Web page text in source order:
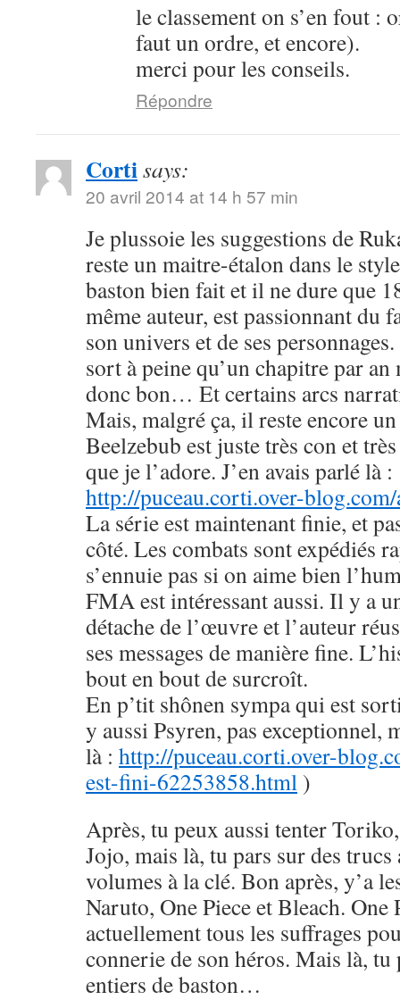
le classement on s’en fout :
faut un ordre, et encore).
merci pour les conseils.
Répondre
Cortisays:
20 avril 2014 at 14 h 57 min
Je plussoie les suggestions de
reste un maitre-étalon dans le
baston bien fait et il ne dure que
même auteur, est passionnant du
son univers et de ses
sort à peine qu’un chapitre par
donc bon… Et certains arcs
Mais, malgré ça, il reste encore
Beelzebub est juste très con et
que je l’adore. J’en avais parlé là :
http://puceau.corti.over-
La série est maintenant finie, et
côté. Les combats sont expédiés
s’ennuie pas si on aime bien
FMA est intéressant aussi. Il y a
détache de l’œuvre et l’auteur
ses messages de manière fine.
bout en bout de surcroît.
En p’tit shônen sympa qui est
y aussi Psyren, pas exceptionnel,
là : http://puceau.corti.over-
est-fini-62253858.html )
Après, tu peux aussi tenter
Jojo, mais là, tu pars sur des trucs
volumes à la clé. Bon après, y’a
Naruto, One Piece et Bleach. One
actuellement tous les suffrages
connerie de son héros. Mais là,
entiers de baston…